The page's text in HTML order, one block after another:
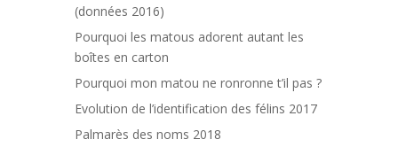
(données 2016)
Pourquoi les matous adorent autant les
boîtes en carton
Pourquoi mon matou ne ronronne t’il pas ?
Evolution de l’identification des félins 2017
Palmarès des noms 2018